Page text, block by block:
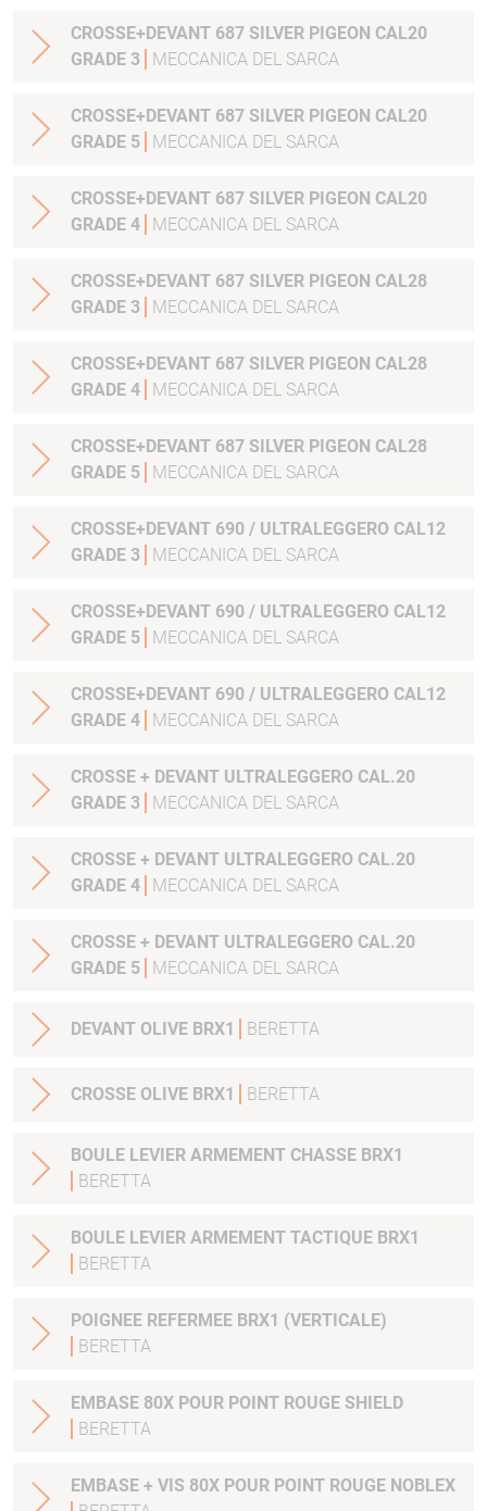
CROSSE+DEVANT 687 SILVER PIGEON CAL20
GRADE 3
MECCANICA DEL SARCA
CROSSE+DEVANT 687 SILVER PIGEON CAL20
GRADE 5
MECCANICA DEL SARCA
CROSSE+DEVANT 687 SILVER PIGEON CAL20
GRADE 4
MECCANICA DEL SARCA
CROSSE+DEVANT 687 SILVER PIGEON CAL28
GRADE 3
MECCANICA DEL SARCA
CROSSE+DEVANT 687 SILVER PIGEON CAL28
GRADE 4
MECCANICA DEL SARCA
CROSSE+DEVANT 687 SILVER PIGEON CAL28
GRADE 5
MECCANICA DEL SARCA
CROSSE+DEVANT 690 / ULTRALEGGERO CAL12
GRADE 3
MECCANICA DEL SARCA
CROSSE+DEVANT 690 / ULTRALEGGERO CAL12
GRADE 5
MECCANICA DEL SARCA
CROSSE+DEVANT 690 / ULTRALEGGERO CAL12
GRADE 4
MECCANICA DEL SARCA
CROSSE + DEVANT ULTRALEGGERO CAL.20
GRADE 3
MECCANICA DEL SARCA
CROSSE + DEVANT ULTRALEGGERO CAL.20
GRADE 4
MECCANICA DEL SARCA
CROSSE + DEVANT ULTRALEGGERO CAL.20
GRADE 5
MECCANICA DEL SARCA
DEVANT OLIVE BRX1 BERETTA
CROSSE OLIVE BRX1 BERETTA
BOULE LEVIER ARMEMENT CHASSE BRX1
BERETTA
BOULE LEVIER ARMEMENT TACTIQUE BRX1
BERETTA
POIGNEE REFERMEE BRX1 (VERTICALE)
BERETTA
EMBASE 80X POUR POINT ROUGE SHIELD
BERETTA
EMBASE + VIS 80X POUR POINT ROUGE NOBLEX